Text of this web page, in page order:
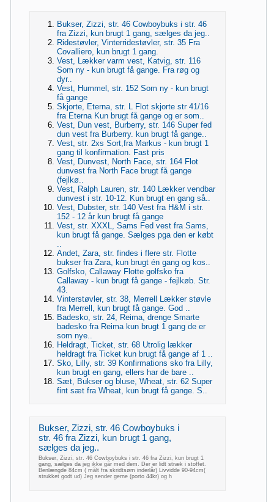
Bukser, Zizzi, str. 46 Cowboybuks i str. 46
fra Zizzi, kun brugt 1 gang, sælges da jeg..
Ridestøvler, Vinterridestøvler, str. 35 Fra
Covalliero, kun brugt 1 gang.
Vest, Lækker varm vest, Katvig, str. 116
Som ny - kun brugt få gange. Fra røg og
dyr..
Vest, Hummel, str. 152 Som ny - kun brugt
få gange
Skjorte, Eterna, str. L Flot skjorte str 41/16
fra Eterna Kun brugt få gange og er som..
Vest, Dun vest, Burberry, str. 146 Super fed
dun vest fra Burberry. kun brugt få gange..
Vest, str. 2xs Sort,fra Markus - kun brugt 1
gang til konfirmation. Fast pris
Vest, Dunvest, North Face, str. 164 Flot
dunvest fra North Face brugt få gange
(fejlkø..
Vest, Ralph Lauren, str. 140 Lækker vendbar
dunvest i str. 10-12. Kun brugt en gang så..
Vest, Dubster, str. 140 Vest fra H&M i str.
152 - 12 år kun brugt få gange
Vest, str. XXXL, Sams Fed vest fra Sams,
kun brugt få gange. Sælges pga den er købt
..
Andet, Zara, str. findes i flere str. Flotte
bukser fra Zara, kun brugt én gang og kos..
Golfsko, Callaway Flotte golfsko fra
Callaway - kun brugt få gange - fejlkøb. Str.
43.
Vinterstøvler, str. 38, Merrell Lækker støvle
fra Merrell, kun brugt få gange. God ..
Badesko, str. 24, Reima, drenge Smarte
badesko fra Reima kun brugt 1 gang de er
som nye..
Heldragt, Ticket, str. 68 Utrolig lækker
heldragt fra Ticket kun brugt få gange af 1 ..
Sko, Lilly, str. 39 Konfirmations sko fra Lilly,
kun brugt en gang, ellers har de bare ..
Sæt, Bukser og bluse, Wheat, str. 62 Super
fint sæt fra Wheat, kun brugt få gange. S..
Bukser, Zizzi, str. 46 Cowboybuks i
str. 46 fra Zizzi, kun brugt 1 gang,
sælges da jeg..
Bukser, Zizzi, str. 46 Cowboybuks i str. 46 fra Zizzi, kun brugt 1
gang, sælges da jeg ikke går med dem. Der er lidt stræk i stoffet.
Benlængde 84cm ( målt fra skridtsøm inderlår) Livvidde 90-94cm(
strukket godt ud) Jeg sender gerne (porto 44kr) og h